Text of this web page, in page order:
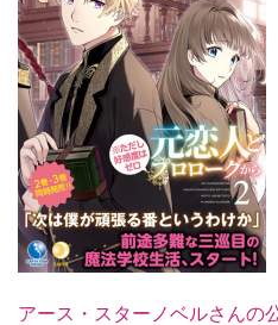
アース・スターノベルさんの